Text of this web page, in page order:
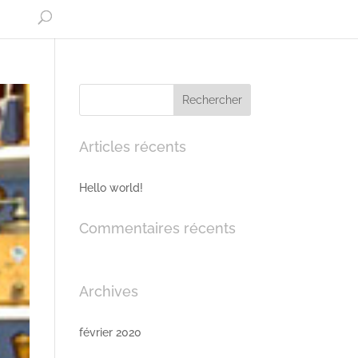
Articles récents
Hello world!
Commentaires récents
Archives
février 2020